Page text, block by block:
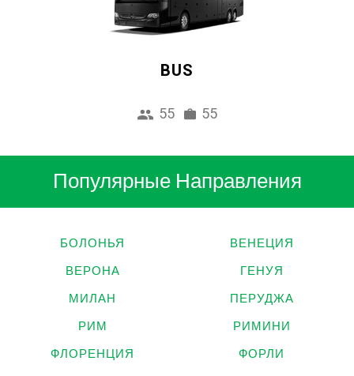
BUS
55 55
Популярные Направления
БОЛОНЬЯ
ВЕНЕЦИЯ
ВЕРОНА
ГЕНУЯ
МИЛАН
ПЕРУДЖА
РИМ
РИМИНИ
ФЛОРЕНЦИЯ
ФОРЛИ